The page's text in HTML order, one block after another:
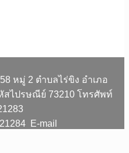
หมู่ 2 ตำบลไร่ขิง อำเภอ
ไปรษณีย์ 73210 โทรศัพท์
E-mail